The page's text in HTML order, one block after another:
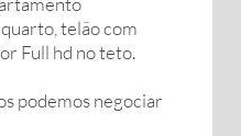
telão com
Full hd no teto.
podemos negociar